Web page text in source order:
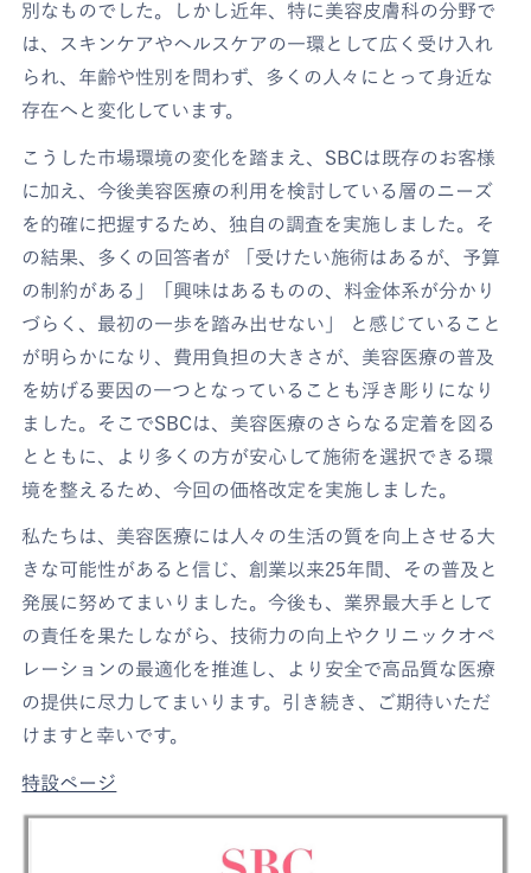
別なものでした。しかし近年、特に美容皮膚科の分野で
は、スキンケアやヘルスケアの一環として広く受け入れ
られ、年齢や性別を問わず、多くの人々にとって身近な
存在へと変化しています。
こうした市場環境の変化を踏まえ、SBCは既存のお客様
に加え、今後美容医療の利用を検討している層のニーズ
を的確に把握するため、独自の調査を実施しました。そ
の結果、多くの回答者が 「受けたい施術はあるが、予算
の制約がある」「興味はあるものの、料金体系が分かり
づらく、最初の一歩を踏み出せない」 と感じていること
が明らかになり、費用負担の大きさが、美容医療の普及
を妨げる要因の一つとなっていることも浮き彫りになり
ました。そこでSBCは、美容医療のさらなる定着を図る
とともに、より多くの方が安心して施術を選択できる環
境を整えるため、今回の価格改定を実施しました。
私たちは、美容医療には人々の生活の質を向上させる大
きな可能性があると信じ、創業以来25年間、その普及と
発展に努めてまいりました。今後も、業界最大手として
の責任を果たしながら、技術力の向上やクリニックオペ
レーションの最適化を推進し、より安全で高品質な医療
の提供に尽力してまいります。引き続き、ご期待いただ
けますと幸いです。
特設ページ